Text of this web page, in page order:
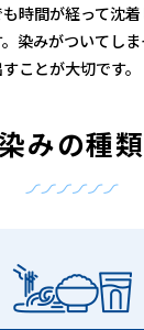
時間が経って沈
染みがついてし
ことが大切です。
染みの種類